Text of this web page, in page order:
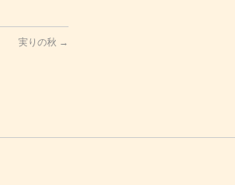
実りの秋 →